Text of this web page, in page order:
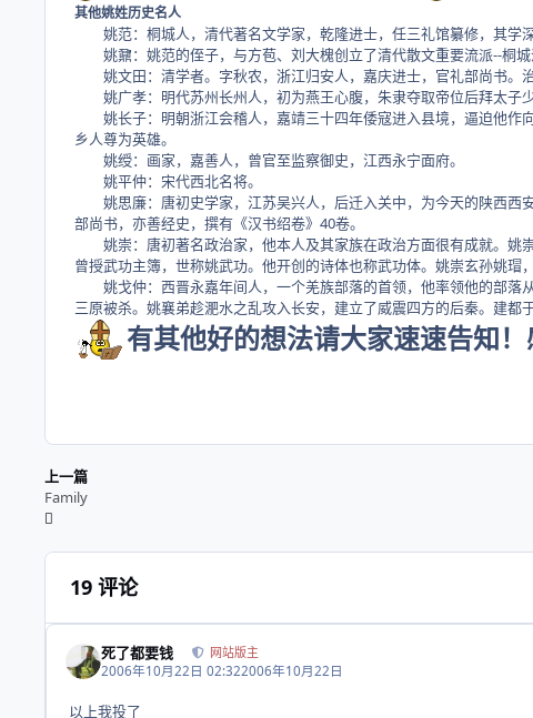
其他姚姓历史名人
姚范：桐城人，清代著名文学家，乾隆进士，任三礼馆纂修，其学
姚鼐：姚范的侄子，与方苞、刘大槐创立了清代散文重要流派--桐城
姚文田：清学者。字秋农，浙江归安人，嘉庆进士，官礼部尚书。治
姚广孝：明代苏州长州人，初为燕王心腹，朱隶夺取帝位后拜太子
姚长子：明朝浙江会稽人，嘉靖三十四年倭寇进入县境，逼迫他作
乡人尊为英雄。
姚绶：画家，嘉善人，曾官至监察御史，江西永宁面府。
姚平仲：宋代西北名将。
姚思廉：唐初史学家，江苏吴兴人，后迁入关中，为今天的陕西西
部尚书，亦善经史，撰有《汉书绍卷》40卷。
姚崇：唐初著名政治家，他本人及其家族在政治方面很有成就。姚
曾授武功主簿，世称姚武功。他开创的诗体也称武功体。姚崇玄孙姚瑁
姚戈仲：西晋永嘉年间人，一个羌族部落的首领，他率领他的部落
三原被杀。姚襄弟趁淝水之乱攻入长安，建立了威震四方的后秦。建都
有其他好的想法请大家速速告知！
上一篇
Family
19 评论
死了都要钱 网站版主
2006年10月22日 02:322006年10月22日
以上我投了